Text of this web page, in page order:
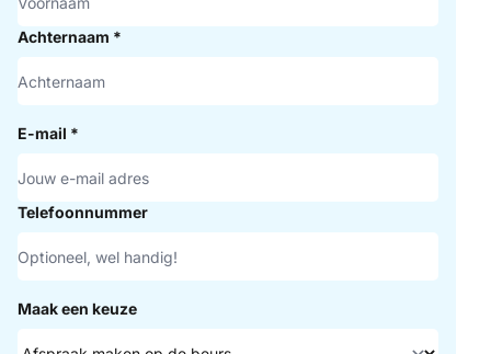
Achternaam *
E-mail *
Telefoonnummer
Maak een keuze